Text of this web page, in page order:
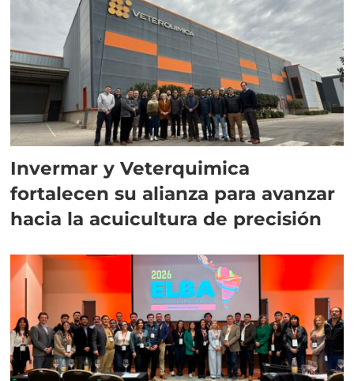
Invermar y Veterquimica
fortalecen su alianza para avanzar
hacia la acuicultura de precisión